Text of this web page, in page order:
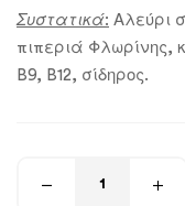
Συστατικά: Αλεύρι
πιπεριά Φλωρίνης,
B9, B12, σίδηρος.